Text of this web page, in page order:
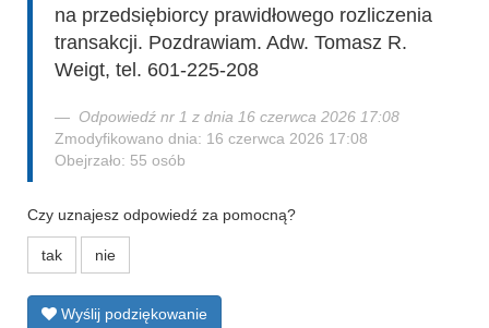
na przedsiębiorcy prawidłowego rozliczenia
transakcji. Pozdrawiam. Adw. Tomasz R.
Weigt, tel. 601-225-208
Odpowiedź nr 1 z dnia 16 czerwca 2026 17:08
Zmodyfikowano dnia: 16 czerwca 2026 17:08
Obejrzało: 55 osób
Czy uznajesz odpowiedź za pomocną?
tak nie
Wyślij podziękowanie